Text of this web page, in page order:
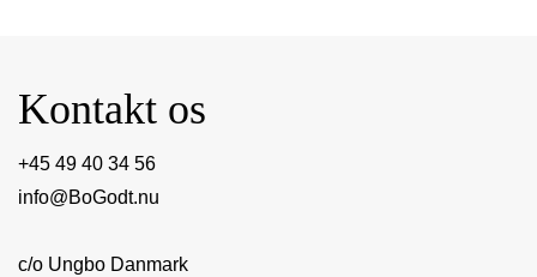
Kontakt os
+45 49 40 34 56
info@BoGodt.nu
c/o Ungbo Danmark